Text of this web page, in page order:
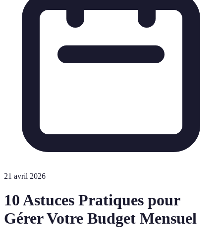
21 avril 2026
10 Astuces Pratiques pour
Gérer Votre Budget Mensuel